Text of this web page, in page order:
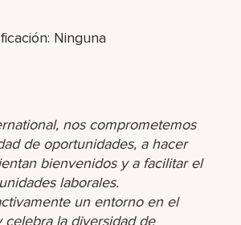
Ninguna
nos comprometemos
de oportunidades, a hacer
bienvenidos y a facilitar el
laborales.
un entorno en el
celebra la diversidad de